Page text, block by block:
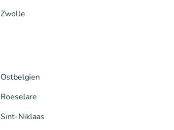
Zwolle
Ostbelgien
Roeselare
Sint-Niklaas